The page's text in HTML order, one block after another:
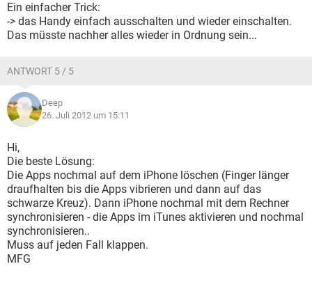
Ein einfacher Trick:
-> das Handy einfach ausschalten und wieder einschalten.
Das müsste nachher alles wieder in Ordnung sein...
ANTWORT 5 / 5
Deep
26. Juli 2012 um 15:11
Hi,
Die beste Lösung:
Die Apps nochmal auf dem iPhone löschen (Finger länger
draufhalten bis die Apps vibrieren und dann auf das
schwarze Kreuz). Dann iPhone nochmal mit dem Rechner
synchronisieren - die Apps im iTunes aktivieren und nochmal
synchronisieren..
Muss auf jeden Fall klappen.
MFG